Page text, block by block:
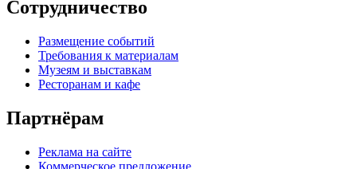
Сотрудничество
Размещение событий
Требования к материалам
Музеям и выставкам
Ресторанам и кафе
Партнёрам
Реклама на сайте
Коммерческое предложение